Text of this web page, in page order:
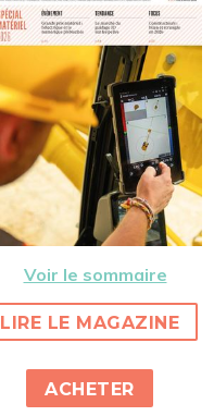
Voir le sommaire
LIRE LE MAGAZINE
ACHETER